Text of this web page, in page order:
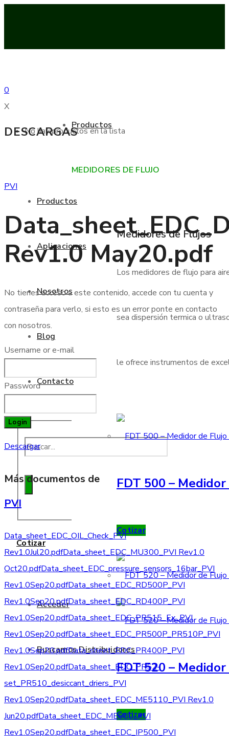
0
X
No hay productos en la lista
Productos
Aplicaciones
Nosotros
Blog
Contacto
Cotizar
Acceder
Buscamos Distribuidores
Productos
MEDIDORES DE FLUJO
Medidores de Flujos
Los medidores de flujo para
sea dispersión termica o
le ofrece instrumentos de
FDT 500 –
Cotizar
FDT 520 –
Cotizar
DESCARGAS
PVI
Rev1.0 May20.pdf
No tienes acceso a este contenido, accede con tu cuenta y
contraseña para verlo, si esto es un error ponte en contacto
con nosotros.
Username or e-mail
Password
Login
Descargar
Más documentos de
PVI
Data_sheet_EDC_OIL_Check_PVI
Rev1.0Jul20.pdfData_sheet_EDC_MU300_PVI Rev1.0
Oct20.pdfData_sheet_EDC_pressure_sensors_16bar_PVI
Rev1.0Sep20.pdfData_sheet_EDC_RD500P_PVI
Rev1.0Sep20.pdfData_sheet_EDC_RD400P_PVI
Rev1.0Sep20.pdfData_sheet_EDC_PR515_Ex_PVI
Rev1.0Sep20.pdfData_sheet_EDC_PR500P_PR510P_PVI
Rev1.0Sep20.pdfData_sheet_EDC_PR400P_PVI
Rev1.0Sep20.pdfData_sheet_EDC_PR52-
set_PR510_desiccant_driers_PVI
Rev1.0Sep20.pdfData_sheet_EDC_ME5110_PVI Rev1.0
Jun20.pdfData_sheet_EDC_ME600_PVI
Rev1.0Sep20.pdfData_sheet_EDC_IP500_PVI